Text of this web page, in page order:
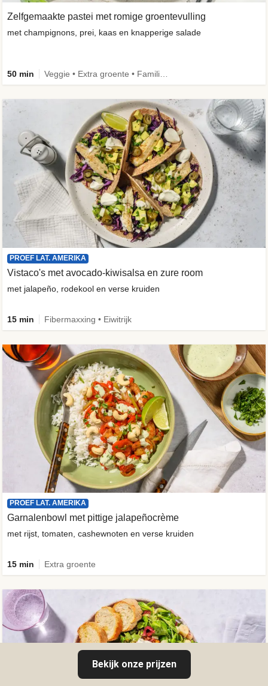
Zelfgemaakte pastei met romige groentevulling
met champignons, prei, kaas en knapperige salade
50 min
PROEF LAT. AMERIKA
Vistaco's met avocado-kiwisalsa en zure room
met jalapeño, rodekool en verse kruiden
15 min Fibermaxxing • Eiwitrijk
PROEF LAT. AMERIKA
Garnalenbowl met pittige jalapeñocrème
met rijst, tomaten, cashewnoten en verse kruiden
15 min Extra groente
Bekijk onze prijzen